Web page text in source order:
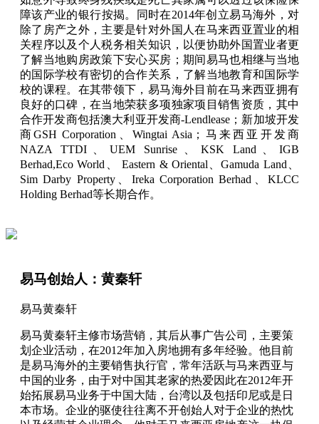
障该产业的银行按揭。同时在2014年创立易马海外，对
除了房产之外，主要是针对外国人在马来西亚置业的相
关程序以及个人税务相关知识，以便协助外国置业者更
了解当地购房政策下安心买房；期间易马也相继与当地
的国际学校有密切的合作关系，了解当地教育和国际学
校的课程。在其带领下，易马海外目前在马来西亚拥有
良好的口碑，在当地荣获多项独家项目销售资质，其中
合作开发商包括澳大利亚开发商-Lendlease；新加坡开发
商GSH Corporation、Wingtai Asia；马来西亚开发商
NAZA TTDI、UEM Sunrise、KSK Land、IGB
Berhad,Eco World、 Eastern & Oriental、Gamuda Land、
Sim Darby Property、Ireka Corporation Berhad、KLCC
Holding Berhad等长期合作。
易马创始人：黄秦轩
易马黄秦轩
易马黄秦轩主修市场营销，其后从事广告公司，主要策
划企业活动，在2012年加入房地拥有多年经验。他目前
是易马海外的主要销售执行官，常年活跃与马来西亚与
中国的业务，由于对中国其老家的热爱因此在2012年开
始拓展易马业务于中国大陆，台湾以及包括印尼或是日
本市场。企业的驱使往往离不开创始人对于企业的热忱